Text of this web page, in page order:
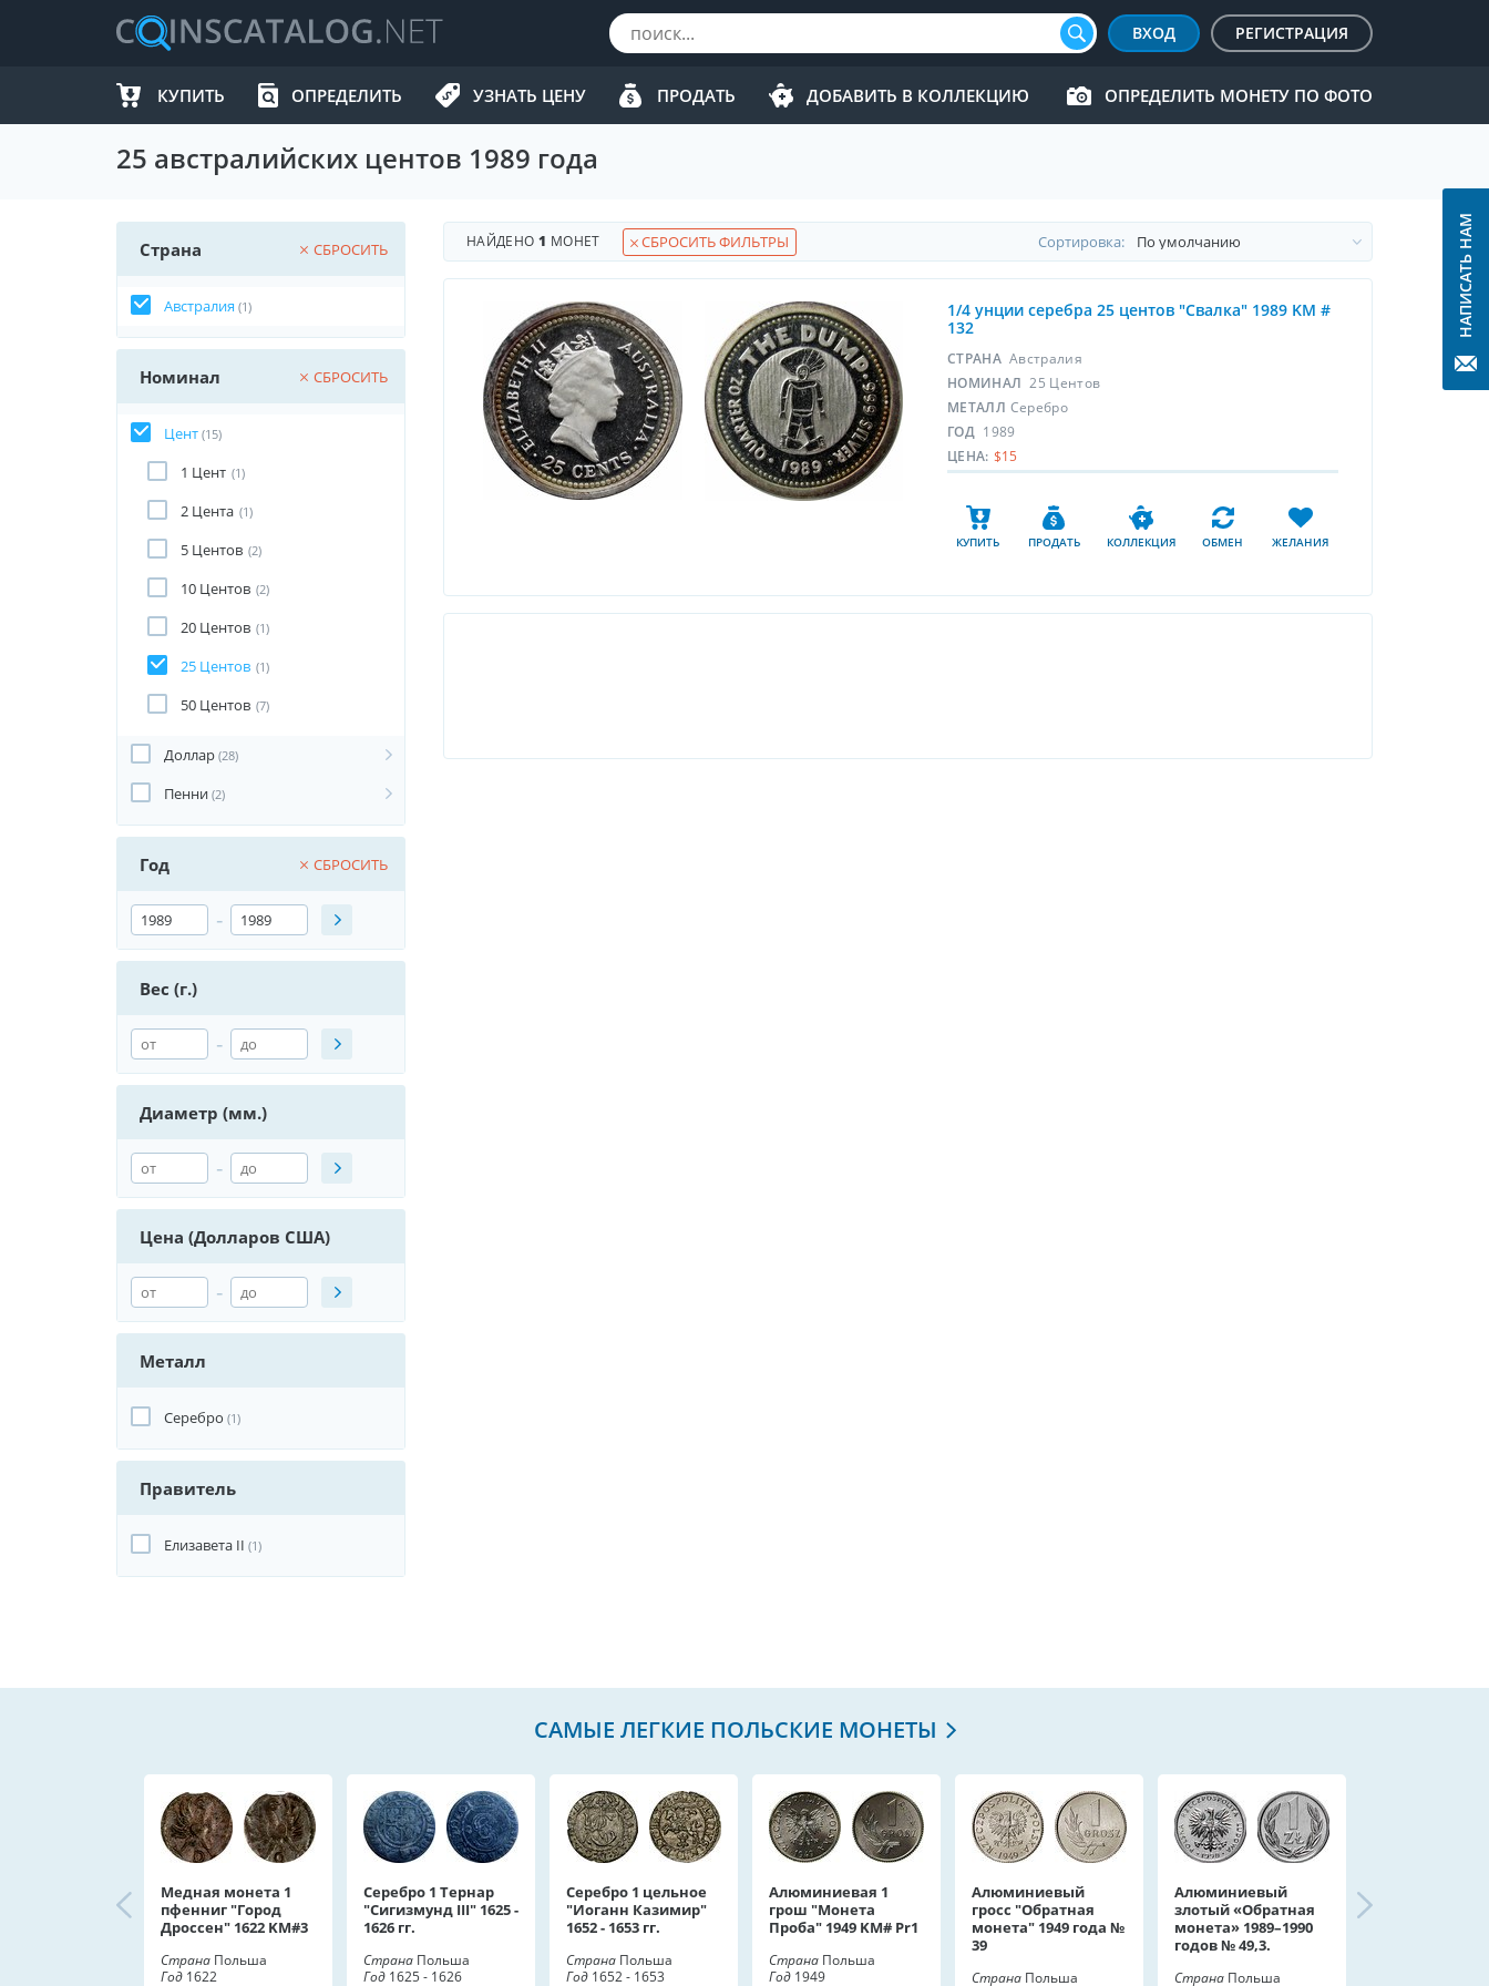
ВХОД РЕГИСТРАЦИЯ
КУПИТЬ ОПРЕДЕЛИТЬ УЗНАТЬ ЦЕНУ ПРОДАТЬ ДОБАВИТЬ В КОЛЛЕКЦИЮ ОПРЕДЕЛИТЬ МОНЕТУ ПО ФОТО
25 австралийских центов 1989 года
Страна СБРОСИТЬ
Австралия (1)
Номинал СБРОСИТЬ
Цент (15)
1 Цент (1)
2 Цента (1)
5 Центов (2)
10 Центов (2)
20 Центов (1)
25 Центов (1)
50 Центов (7)
Доллар (28)
Пенни (2)
Год СБРОСИТЬ
-
Вес (г.)
-
Диаметр (мм.)
-
Цена (Долларов США)
-
Металл
Серебро (1)
Правитель
Елизавета II (1)
НАЙДЕНО1 МОНЕТ СБРОСИТЬ ФИЛЬТРЫ Cортировка:
1/4 унции серебра 25 центов "Свалка" 1989 KM #
132
СТРАНА Австралия
НОМИНАЛ 25 Центов
МЕТАЛЛ Серебро
ГОД 1989
ЦЕНА: $15
КУПИТЬ ПРОДАТЬ КОЛЛЕКЦИЯ ОБМЕН ЖЕЛАНИЯ
САМЫЕ ЛЕГКИЕ ПОЛЬСКИЕ МОНЕТЫ
Медная монета 1
пфенниг "Город
Дроссен" 1622 KM#3
Страна Польша
Год 1622
Серебро 1 Тернар
"Сигизмунд III" 1625 -
1626 гг.
Страна Польша
Год 1625 - 1626
Серебро 1 цельное
"Иоганн Казимир"
1652 - 1653 гг.
Страна Польша
Год 1652 - 1653
Алюминиевая 1
грош "Монета
Проба" 1949 KM# Pr1
Страна Польша
Год 1949
Алюминиевый
гросс "Обратная
монета" 1949 года №
39
Страна Польша
Алюминиевый
злотый «Обратная
монета» 1989–1990
годов № 49,3.
Страна Польша
НАПИСАТЬ НАМ